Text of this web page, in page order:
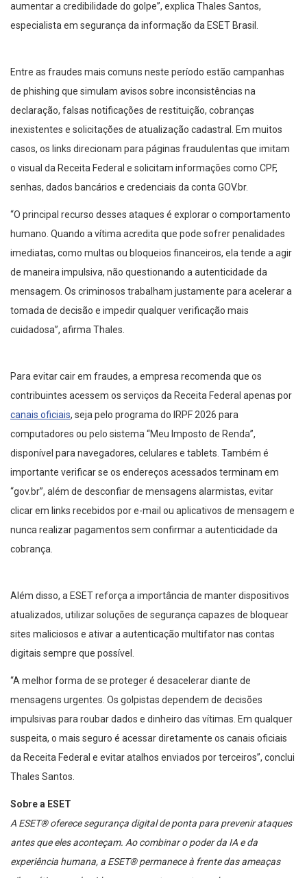
aumentar a credibilidade do golpe”, explica Thales Santos,
especialista em segurança da informação da ESET Brasil.
Entre as fraudes mais comuns neste período estão campanhas
de phishing que simulam avisos sobre inconsistências na
declaração, falsas notificações de restituição, cobranças
inexistentes e solicitações de atualização cadastral. Em muitos
casos, os links direcionam para páginas fraudulentas que imitam
o visual da Receita Federal e solicitam informações como CPF,
senhas, dados bancários e credenciais da conta GOV.br.
“O principal recurso desses ataques é explorar o comportamento
humano. Quando a vítima acredita que pode sofrer penalidades
imediatas, como multas ou bloqueios financeiros, ela tende a agir
de maneira impulsiva, não questionando a autenticidade da
mensagem. Os criminosos trabalham justamente para acelerar a
tomada de decisão e impedir qualquer verificação mais
cuidadosa”, afirma Thales.
Para evitar cair em fraudes, a empresa recomenda que os
contribuintes acessem os serviços da Receita Federal apenas por
canais oficiais, seja pelo programa do IRPF 2026 para
computadores ou pelo sistema “Meu Imposto de Renda”,
disponível para navegadores, celulares e tablets. Também é
importante verificar se os endereços acessados terminam em
“gov.br”, além de desconfiar de mensagens alarmistas, evitar
clicar em links recebidos por e-mail ou aplicativos de mensagem e
nunca realizar pagamentos sem confirmar a autenticidade da
cobrança.
Além disso, a ESET reforça a importância de manter dispositivos
atualizados, utilizar soluções de segurança capazes de bloquear
sites maliciosos e ativar a autenticação multifator nas contas
digitais sempre que possível.
“A melhor forma de se proteger é desacelerar diante de
mensagens urgentes. Os golpistas dependem de decisões
impulsivas para roubar dados e dinheiro das vítimas. Em qualquer
suspeita, o mais seguro é acessar diretamente os canais oficiais
da Receita Federal e evitar atalhos enviados por terceiros”, conclui
Thales Santos.
Sobre a ESET
A ESET® oferece segurança digital de ponta para prevenir ataques
antes que eles aconteçam. Ao combinar o poder da IA ​​e da
experiência humana, a ESET® permanece à frente das ameaças